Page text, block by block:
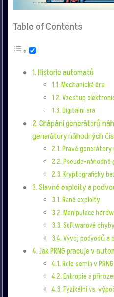
Table of Contents
Historie automatů
Mechanická éra
Vzestup
Digitální éra
Chápání generátorů
generátory náhodných
Pravé generátory
Pseudo-náhodné
Kryptograficky
Slavné exploity a
Rané exploity
Manipulace
Softwarové
Vývoj podvodů a
Jak PRNG pracuje v
Role semín v PRNG
Entropie a
Fyzikální vs.